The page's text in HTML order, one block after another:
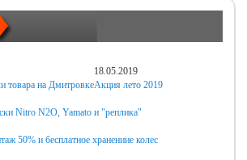
товара на Дмитровке
18.05.2019
Акция лето 2019
Nitro N2O, Yamato и "реплика"
50% и бесплатное хранениие колес